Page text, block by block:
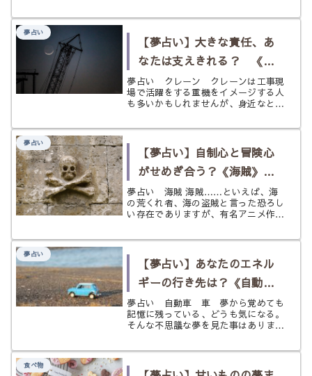
自覚しているような感じだった。 そ
覚ました。まだ夜中なのか、暗い天井
が...
夢占い
【夢占い】大きな責任、あ
なたは支えきれる？ 《ク
レーンゲーム・クレーン》
の夢
夢占い クレーン クレーンは工事現
場で活躍をする重機をイメージする人
も多いかもしれませんが、身近なとこ
ゲームなどもあります。 何かを操作
あるクレーンが夢に出てきたとした
ら、...
夢占い
【夢占い】自制心と冒険心
がせめぎ合う？《海賊》の
夢
夢占い 海賊 海賊……といえば、海
の荒くれ者、海の盗賊と言った恐ろし
い存在でありますが、有名アニメ作品
より仲間思いで人情味があったり、義
浮かべる人も多いかと思います。 現
実...
夢占い
【夢占い】あなたのエネル
ギーの行き先は？《自動
車・車》の夢
夢占い 自動車 車 夢から覚めても
記憶に残っている、どうも気になる。
そんな不思議な夢を見た事はあります
は、嫌な夢、怖い夢、不安な夢ならば
の内容や夢に出てきたアイテムなど
食べ物